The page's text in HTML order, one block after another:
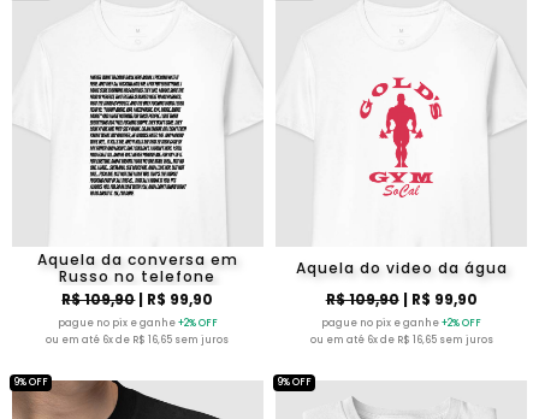
Aquela da conversa em
Russo no telefone
R$ 109,90| R$ 99,90
pague no pix e ganhe+2% OFF
ou em até 6x de R$ 16,65 sem juros
Aquela do video da água
R$ 109,90| R$ 99,90
pague no pix e ganhe+2% OFF
ou em até 6x de R$ 16,65 sem juros
9% OFF 9% OFF